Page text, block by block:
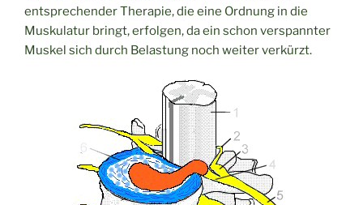
entsprechender Therapie, die eine Ordnung in die
Muskulatur bringt, erfolgen, da ein schon verspannter
Muskel sich durch Belastung noch weiter verkürzt.